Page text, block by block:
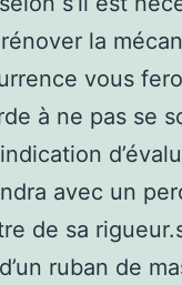
la
vous
à ne pas se
avec un
de sa
ruban de